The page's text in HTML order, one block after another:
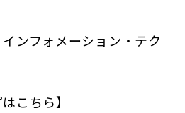
ンフォメーション・テク
こちら】